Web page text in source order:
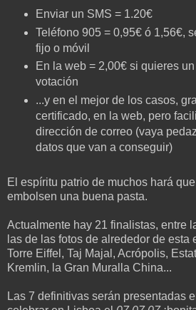
Enviar un SMS = 1.20€
Teléfono 905 = 0,95€ ó 1,56€,
fijo o móvil
En la web = 2,00€ si quieres
votación
...y en el mejor de los casos,
certificado, en la web, pero
dirección de correo (vaya
datos que van a conseguir)
El espíritu patrio de muchos hará
embolsen una buena pasta.
Actualmente hay 21 finalistas, entre
las de las fotos de alrededor de esta
Torre Eiffel, Taj Majal, Acrópolis,
Kremlin, la Gran Muralla China...
Las 7 definitivas serán presentadas